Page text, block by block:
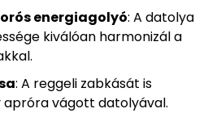
energiagolyó: A datolya
kiválóan harmonizál a
: A reggeli zabkását is
vágott datolyával.